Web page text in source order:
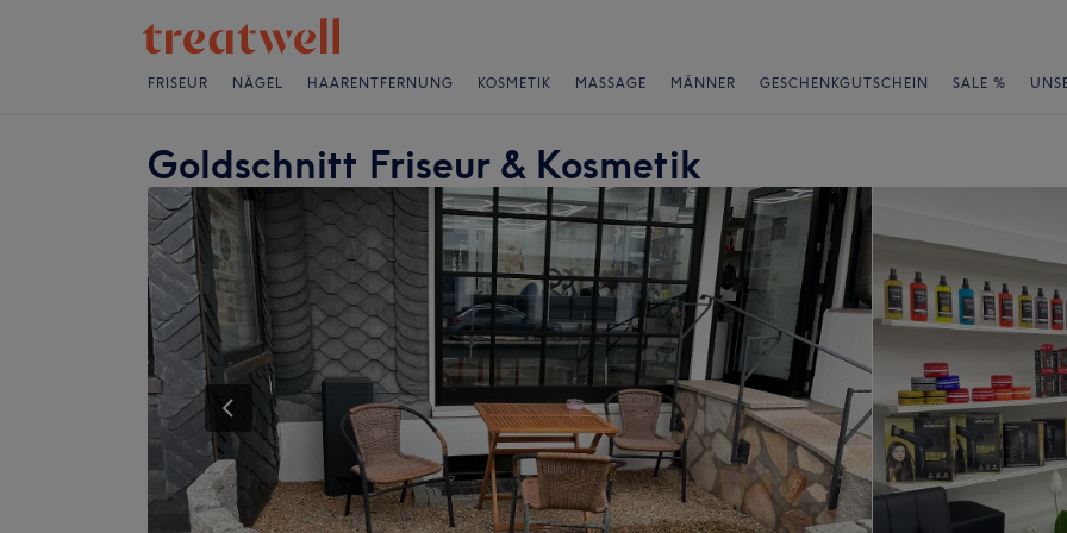
FRISEUR NÄGEL HAARENTFERNUNG KOSMETIK MASSAGE MÄNNER GESCHENKGUTSCHEIN SALE %
Goldschnitt Friseur & Kosmetik